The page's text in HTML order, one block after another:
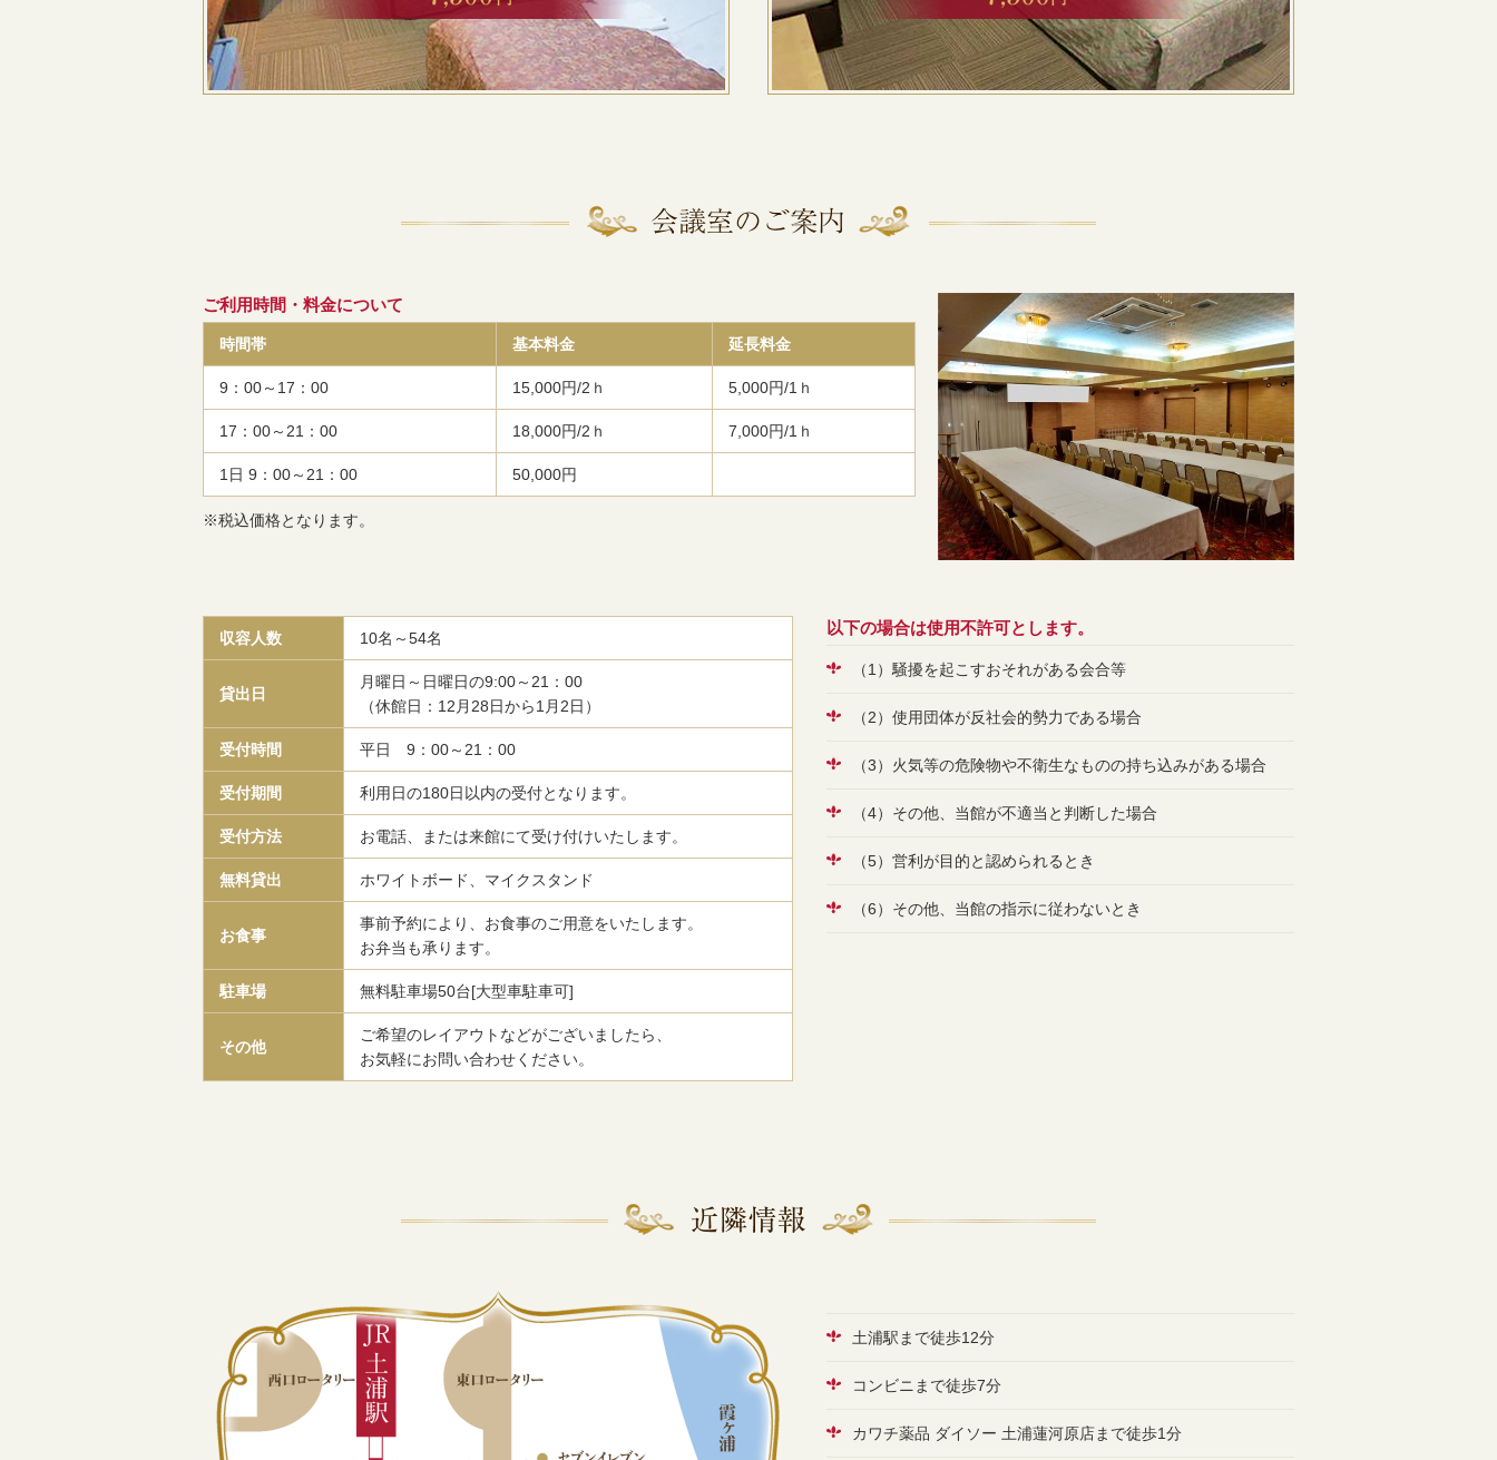
ご利用時間・料金について
時間帯 基本料金 延長料金
9：00～17：00 15,000円/2ｈ 5,000円/1ｈ
17：00～21：00 18,000円/2ｈ 7,000円/1ｈ
1日 9：00～21：00 50,000円
※税込価格となります。
収容人数 10名～54名
貸出日
月曜日～日曜日の9:00～21：00
（休館日：12月28日から1月2日）
受付時間 平日 9：00～21：00
受付期間 利用日の180日以内の受付となります。
受付方法 お電話、または来館にて受け付けいたします。
無料貸出 ホワイトボード、マイクスタンド
お食事
事前予約により、お食事のご用意をいたします。
お弁当も承ります。
駐車場 無料駐車場50台[大型車駐車可]
その他
ご希望のレイアウトなどがございましたら、
お気軽にお問い合わせください。
以下の場合は使用不許可とします。
（1）騒擾を起こすおそれがある会合等
（2）使用団体が反社会的勢力である場合
（3）火気等の危険物や不衛生なものの持ち込みがある場合
（4）その他、当館が不適当と判断した場合
（5）営利が目的と認められるとき
（6）その他、当館の指示に従わないとき
土浦駅まで徒歩12分
コンビニまで徒歩7分
カワチ薬品 ダイソー 土浦蓮河原店まで徒歩1分